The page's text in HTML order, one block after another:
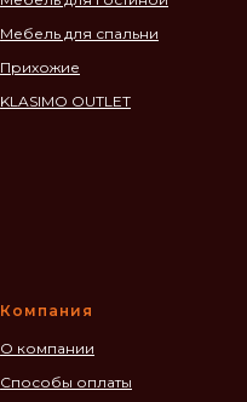
Мебель для спальни
Прихожие
KLASIMO OUTLET
Компания
О компании
Способы оплаты